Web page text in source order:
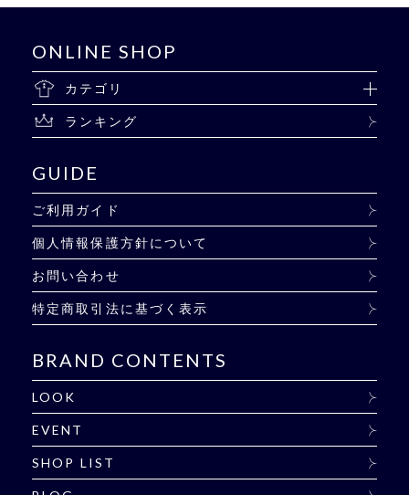
ONLINE SHOP
カテゴリ
ランキング
GUIDE
ご利用ガイド
個人情報保護方針について
お問い合わせ
特定商取引法に基づく表示
BRAND CONTENTS
LOOK
EVENT
SHOP LIST